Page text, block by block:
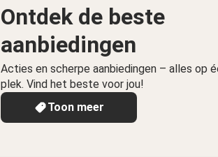
Ontdek de beste
aanbiedingen
Acties en scherpe aanbiedingen – alles op
plek. Vind het beste voor jou!
Toon meer